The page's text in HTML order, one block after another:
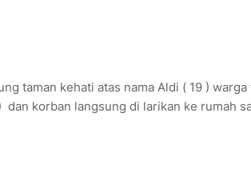
taman kehati atas nama Aldi ( 19 )
dan korban langsung di larikan ke rumah